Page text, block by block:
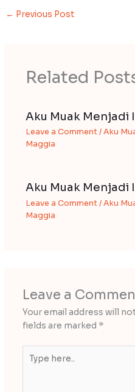
← Previous Post
Related
Aku Muak Menjadi
Leave a Comment /Aku
Maggia
Aku Muak Menjadi
Leave a Comment /Aku
Maggia
Leave a
Your email address will
fields are marked *
here..